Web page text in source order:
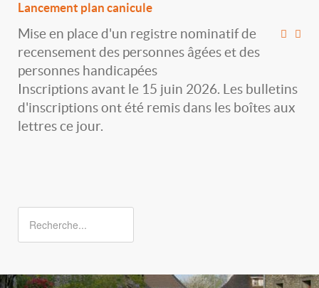
Lancement plan canicule
Mise en place d'un registre nominatif de
recensement des personnes âgées et des
personnes handicapées
Inscriptions avant le 15 juin 2026. Les bulletins
d'inscriptions ont été remis dans les boîtes aux
lettres ce jour.